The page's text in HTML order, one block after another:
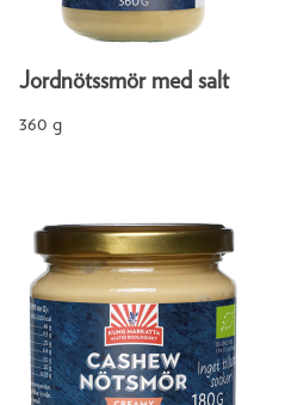
Jordnötssmör med salt
360 g